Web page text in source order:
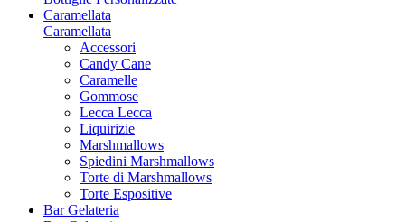
Caramellata
Caramellata
Accessori
Candy Cane
Caramelle
Gommose
Lecca Lecca
Liquirizie
Marshmallows
Spiedini Marshmallows
Torte di Marshmallows
Torte Espositive
Bar Gelateria